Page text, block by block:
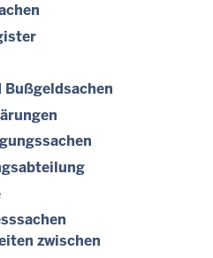
zwischen